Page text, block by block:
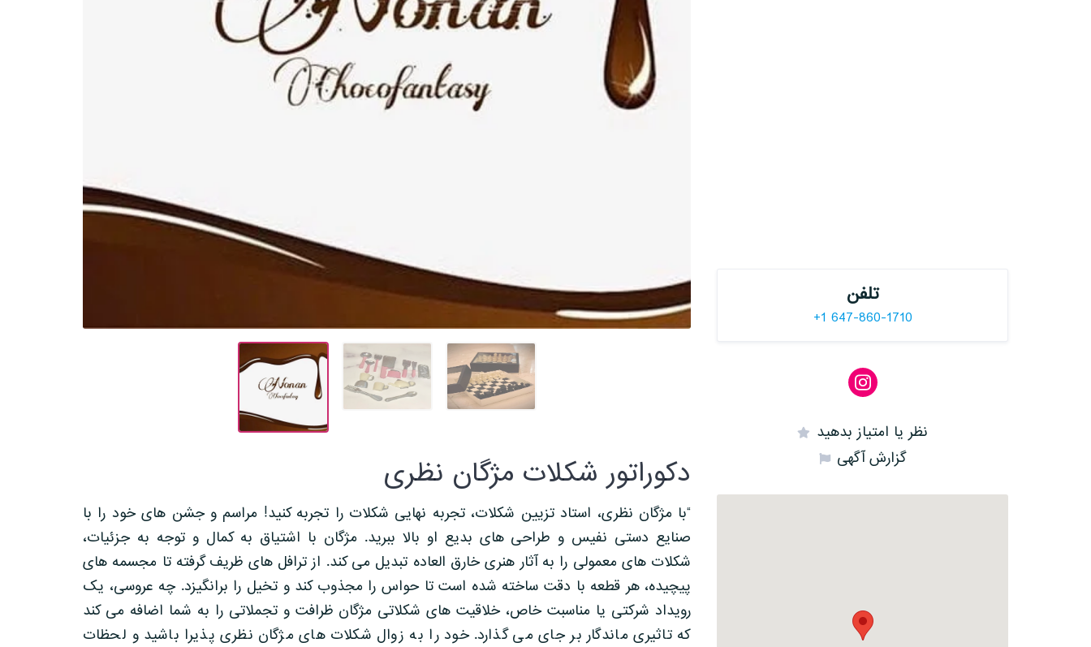
دکوراتور شکلات مژگان نظری
“با مژگان نظری، استاد تزیین شکلات، تجربه نهایی شکلات را تجربه کنید! مراسم و جشن های خود را با
صنایع دستی نفیس و طراحی های بدیع او بالا ببرید. مژگان با اشتیاق به کمال و توجه به جزئیات،
شکلات های معمولی را به آثار هنری خارق العاده تبدیل می کند. از ترافل های ظریف گرفته تا مجسمه های
پیچیده، هر قطعه با دقت ساخته شده است تا حواس را مجذوب کند و تخیل را برانگیزد. چه عروسی، یک
رویداد شرکتی یا مناسبت خاص، خلاقیت های شکلاتی مژگان ظرافت و تجملاتی را به شما اضافه می کند
که تاثیری ماندگار بر جای می گذارد. خود را به زوال شکلات های مژگان نظری پذیرا باشید و لحظات
تلفن
+1 647-860-1710
نظر یا امتیاز بدهید
گزارش آگهی